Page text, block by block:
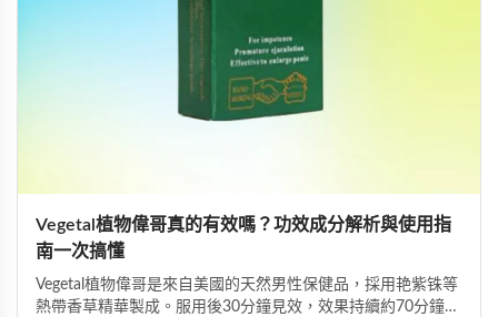
Vegetal植物偉哥真的有效嗎？功效成分解析與使用指
南一次搞懂
Vegetal植物偉哥是來自美國的天然男性保健品，採用艳紫铢等
熱帶香草精華製成。服用後30分鐘見效，效果持續約70分鐘且